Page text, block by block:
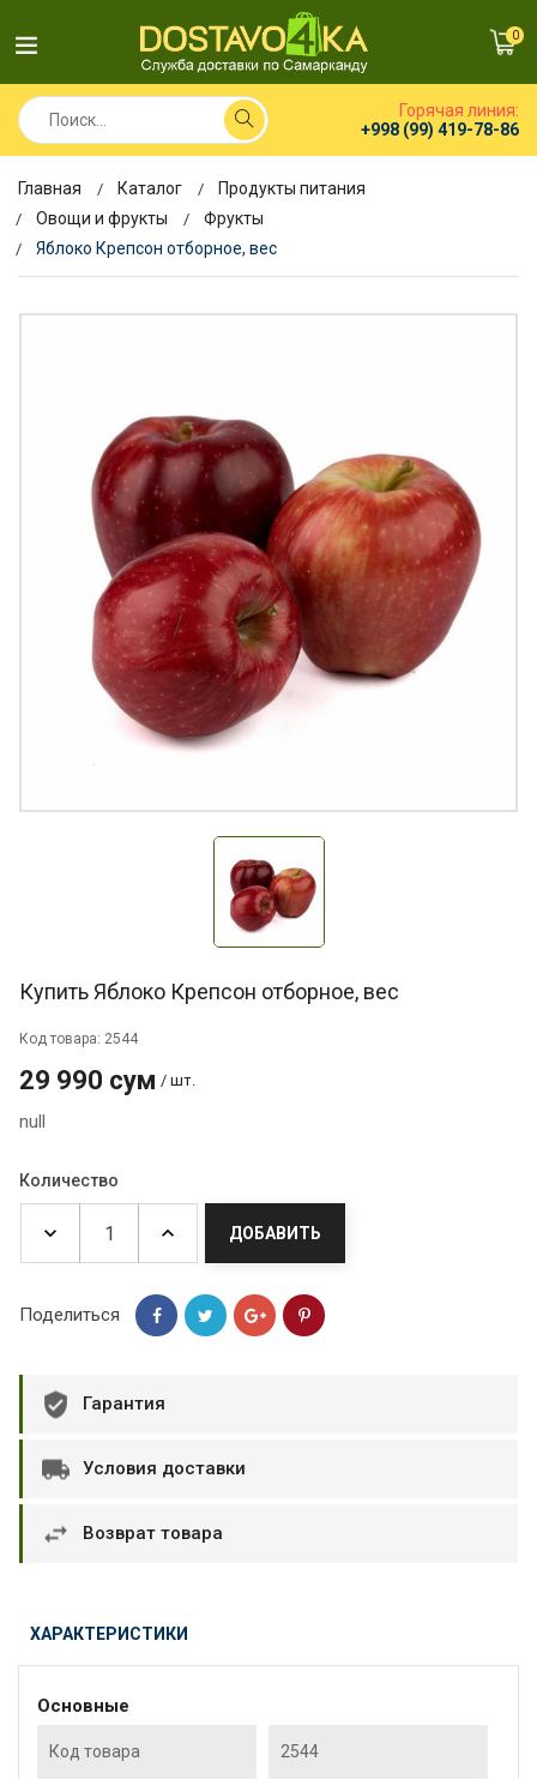
0
Горячая линия:
+998 (99) 419-78-86
Главная Каталог
Продукты питания
Овощи и фрукты
Фрукты
Яблоко Крепсон отборное, вес
Купить Яблоко Крепсон отборное, вес
Код товара: 2544
29 990 сум / шт.
null
Количество
ДОБАВИТЬ
Поделиться
Гарантия
Условия доставки
Возврат товара
ХАРАКТЕРИСТИКИ
Основные
Код товара 2544